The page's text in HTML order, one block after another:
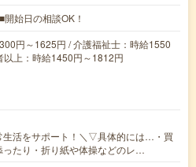
始日の相談OK！
円～1625円 / 介護福祉士：時給1550
以上：時給1450円～1812円
生活をサポート！＼▽具体的には…・買
ったり・折り紙や体操などのレ…